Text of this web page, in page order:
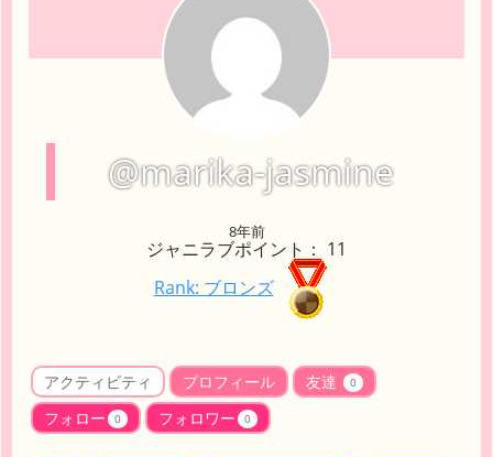
@marika-jasmine
8年前
ジャニラブポイント： 11
Rank: ブロンズ
アクティビティ プロフィール 友達 0
フォロー 0 フォロワー 0